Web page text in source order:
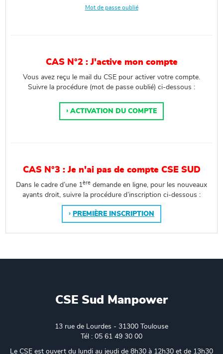
Mot de passe oublié
CAS N°2 : J'active mon compte
Vous avez reçu le mail du CSE pour activer votre compte.
Suivre la procédure (mot de passe oublié) ci-dessous :
ACTIVATION DU COMPTE
CAS N°3 : Je n'ai pas de compte CSE SUD
Dans le cadre d’une 1ère demande en ligne, pour les nouveaux
ayants droit, suivre la procédure d’inscription ci-dessous :
PREMIÈRE INSCRIPTION
CSE Sud Manpower
13 rue de Lourdes - 31300 Toulouse
Tél : 05 61 49 30 00
Le CSE est ouvert du lundi au jeudi de 8h30 à 12h30 et de 13h30